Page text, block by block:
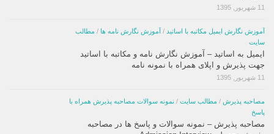
11 شهریور, 1395
آموزش نگارش ایمیل مکاتبه با اساتید / آموزش نگارش نامه ها / مطالب
سایت
ایمیل به اساتید – آموزش نگارش نامه و مکاتبه با اساتید
جهت پذیرش و اپلای همراه با نمونه نامه
11 شهریور, 1395
مصاحبه پذیرش / مطالب سایت / نمونه سوالات مصاحبه پذیرش همراه با
پاسخ
مصاحبه پذیرش – نمونه سوالات و پاسخ ها در مصاحبه